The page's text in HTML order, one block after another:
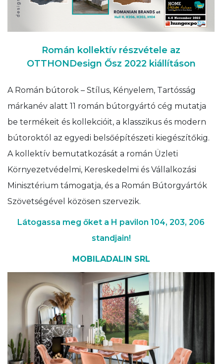
Román kollektív részvétele az
OTTHONDesign Ősz 2022 kiállításon
A Román bútorok – Stílus, Kényelem, Tartósság
márkanév alatt 11 román bútorgyártó cég mutatja
be termékeit és kollekcióit, a klasszikus és modern
bútoroktól az egyedi belsőépítészeti kiegészítőkig.
A kollektív bemutatkozását a román Üzleti
Környezetvédelmi, Kereskedelmi és Vállalkozási
Minisztérium támogatja, és a Román Bútorgyártók
Szövetségével közösen szervezik.
Látogassa meg őket a H pavilon 104, 203, 206
standjain!
MOBILADALIN SRL